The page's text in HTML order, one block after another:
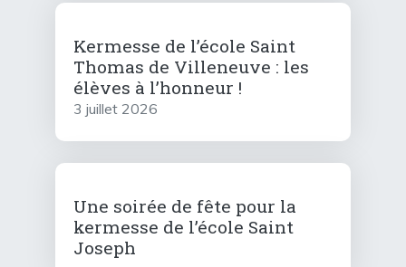
Kermesse de l’école Saint
Thomas de Villeneuve : les
élèves à l’honneur !
3 juillet 2026
Une soirée de fête pour la
kermesse de l’école Saint
Joseph